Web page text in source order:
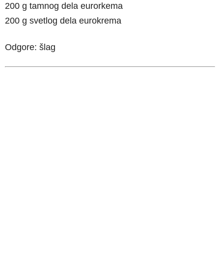
200 g tamnog dela eurorkema
200 g svetlog dela eurokrema
Odgore: šlag